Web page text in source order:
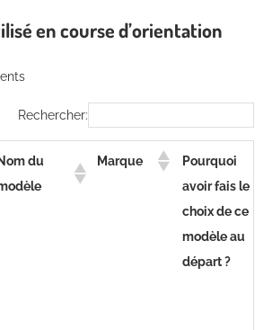
en course d’orientation
Rechercher:
du
Marque
Pourquoi
avoir fais le
choix de ce
modèle au
départ ?